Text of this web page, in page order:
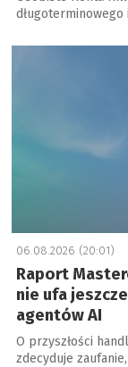
a
06.08.2026 (20:01)
Raport
nie ufa
agentów AI
O przyszłości
zdecyduje